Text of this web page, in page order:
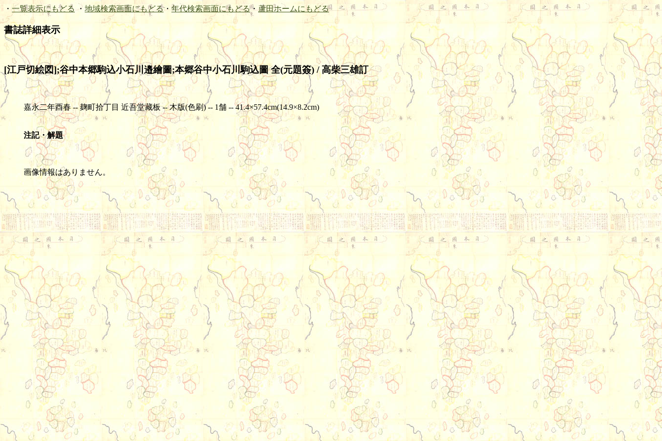
・ 一覧表示にもどる ・ 地域検索画面にもどる・ 年代検索画面にもどる・ 蘆田ホームにもどる
書誌詳細表示
[江戸切絵図];谷中本郷駒込小石川邉繪圖;本郷谷中小石川駒込圖 全(元題簽) / 高柴三雄訂
嘉永二年酉春 -- 麹町拾丁目 近吾堂藏板 -- 木版(色刷) -- 1舗 -- 41.4×57.4cm(14.9×8.2cm)
注記・解題
画像情報はありません。